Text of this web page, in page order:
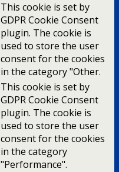
This cookie is set by
GDPR Cookie Consent
plugin. The cookie is
used to store the user
consent for the cookies
in the category "Other.
This cookie is set by
GDPR Cookie Consent
plugin. The cookie is
used to store the user
consent for the cookies
in the category
"Performance".